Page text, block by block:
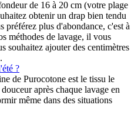
de 16 à 20 cm (votre plage
obtenir un drap bien tendu
préférez plus d'abondance, c'est à
méthodes de lavage, il vous
souhaitez ajouter des centimètres
?
de Purocotone est le tissu le
après chaque lavage en
même dans des situations